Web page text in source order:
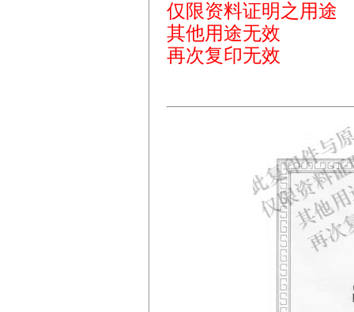
仅限资料证明之用途
其他用途无效
再次复印无效